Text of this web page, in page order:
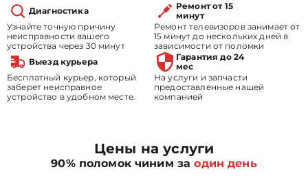
Диагностика
Узнайте точную причину
неисправности вашего
устройства через 30 минут
Ремонт от 15
минут
Ремонт телевизоров занимает от
15 минут до нескольких дней в
зависимости от поломки
Выезд курьера
Бесплатный курьер, который
заберет неисправное
устройство в удобном месте.
Гарантия до 24
мес
На услуги и запчасти
предоставленные нашей
компанией
Цены на услуги
90% поломок чиним заодин день